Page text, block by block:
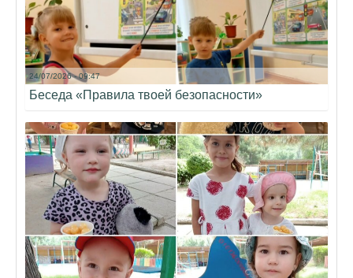
24/07/2026 - 09:47
Беседа «Правила твоей безопасности»